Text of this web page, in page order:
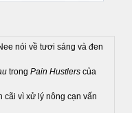
nói về tươi sáng và đen
trong Pain Hustlers của
cãi vì xử lý nông cạn vấn